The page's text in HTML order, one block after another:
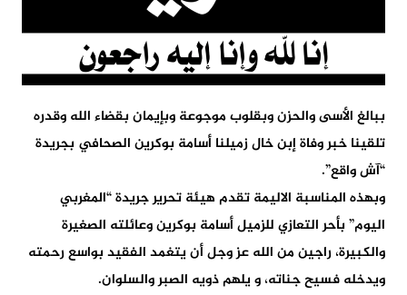
ببالغ الأسى والحزن وبقلوب موجوعة وبإيمان بقضاء الله وقدره
تلقينا خبر وفاة إبن خال زميلنا أسامة بوكرين الصحافي بجريدة
“آش واقع”.
وبهذه المناسبة الاليمة تقدم هيئة تحرير جريدة “المغربي
اليوم” بأحر التعازي للزميل أسامة بوكرين وعائلته الصغيرة
والكبيرة، راجين من الله عز وجل أن يتغمد الفقيد بواسع رحمته
ويدخله فسيح جناته، و يلهم ذويه الصبر والسلوان.